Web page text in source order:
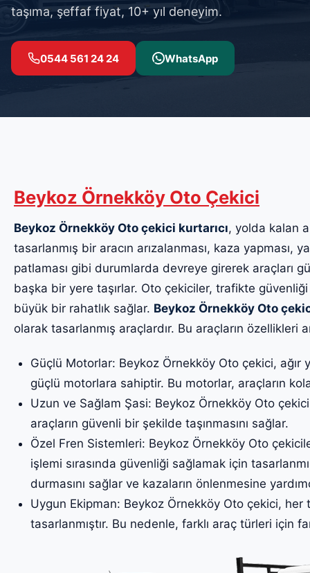
taşıma, şeffaf fiyat, 10+ yıl deneyim.
0544 561 24 24 WhatsApp
Beykoz Örnekköy Oto Çekici
Beykoz Örnekköy Oto çekici kurtarıcı, yolda kalan
tasarlanmış bir aracın arızalanması, kaza yapması,
patlaması gibi durumlarda devreye girerek araçları
başka bir yere taşırlar. Oto çekiciler, trafikte
büyük bir rahatlık sağlar. Beykoz Örnekköy Oto
olarak tasarlanmış araçlardır. Bu araçların özellikleri
Güçlü Motorlar: Beykoz Örnekköy Oto çekici, ağır
güçlü motorlara sahiptir. Bu motorlar, araçların
Uzun ve Sağlam Şasi: Beykoz Örnekköy Oto
araçların güvenli bir şekilde taşınmasını sağlar.
Özel Fren Sistemleri: Beykoz Örnekköy Oto
işlemi sırasında güvenliği sağlamak için
durmasını sağlar ve kazaların önlenmesine
Uygun Ekipman: Beykoz Örnekköy Oto çekici, her
tasarlanmıştır. Bu nedenle, farklı araç türleri için